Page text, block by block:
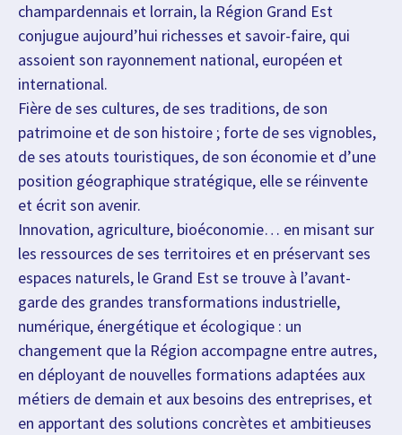
champardennais et lorrain, la Région Grand Est
conjugue aujourd’hui richesses et savoir-faire, qui
assoient son rayonnement national, européen et
international.
Fière de ses cultures, de ses traditions, de son
patrimoine et de son histoire ; forte de ses vignobles,
de ses atouts touristiques, de son économie et d’une
position géographique stratégique, elle se réinvente
et écrit son avenir.
Innovation, agriculture, bioéconomie… en misant sur
les ressources de ses territoires et en préservant ses
espaces naturels, le Grand Est se trouve à l’avant-
garde des grandes transformations industrielle,
numérique, énergétique et écologique : un
changement que la Région accompagne entre autres,
en déployant de nouvelles formations adaptées aux
métiers de demain et aux besoins des entreprises, et
en apportant des solutions concrètes et ambitieuses